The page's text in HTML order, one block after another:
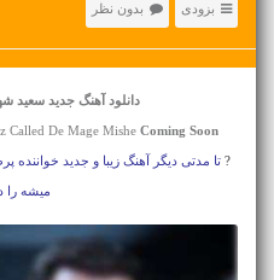
بزودی بدون نظر
دانلود آهنگ جدید سعید
Called De Mage MisheComing Soon
? تا مدتی دیگر آهنگ زیبا و جدید
میشه را